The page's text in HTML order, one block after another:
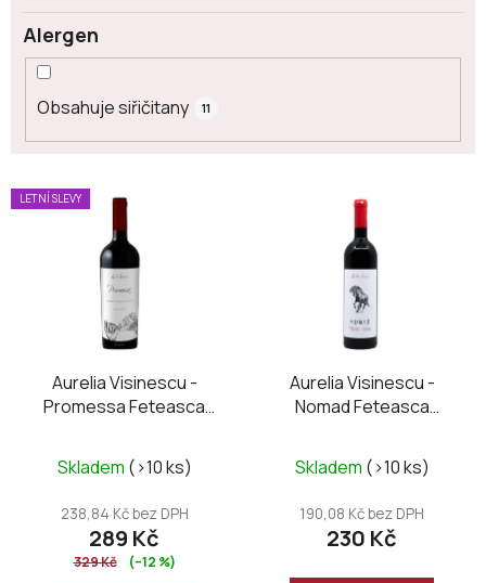
Alergen
Obsahuje siřičitany 11
V
ý
LETNÍ SLEVY
Aurelia Visinescu -
Promessa Feteasca
Skladem (>10 ks)
238,84 Kč bez DPH
289 Kč
329 Kč (–12 %)
Aurelia Visinescu -
Nomad Feteasca
Skladem (>10 ks)
190,08 Kč bez DPH
230 Kč